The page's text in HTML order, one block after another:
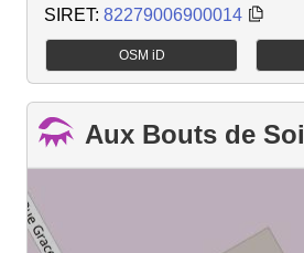
SIRET: 82279006900014
OSM iD
Aux Bouts de Soi